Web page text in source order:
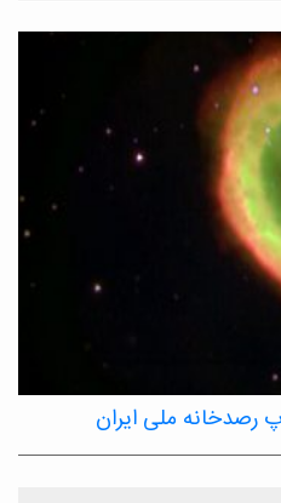
رصدخانه ملی ایران